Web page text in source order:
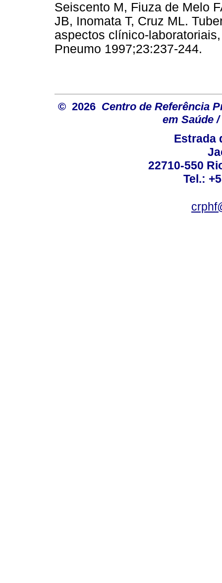
Seiscento M, Fiuza de Melo
JB, Inomata T, Cruz ML.
aspectos clínico-
Pneumo 1997;23:237-244.
© 2026 Centro de Referência
em Saúde
Estrada
22710-550
Tel.: